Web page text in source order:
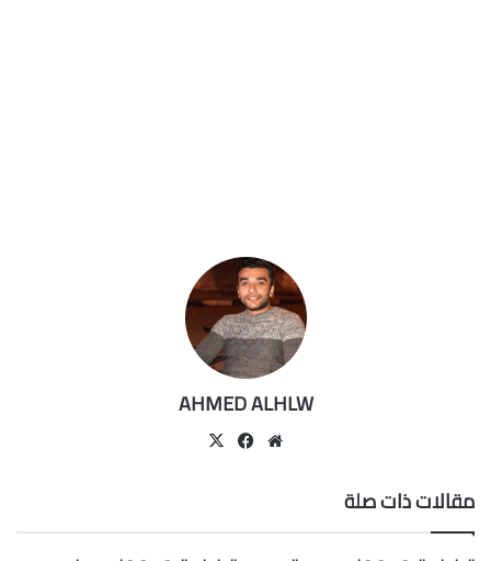
AHMED ALHLW
موقعفيسبوك
مقالات ذات صلة